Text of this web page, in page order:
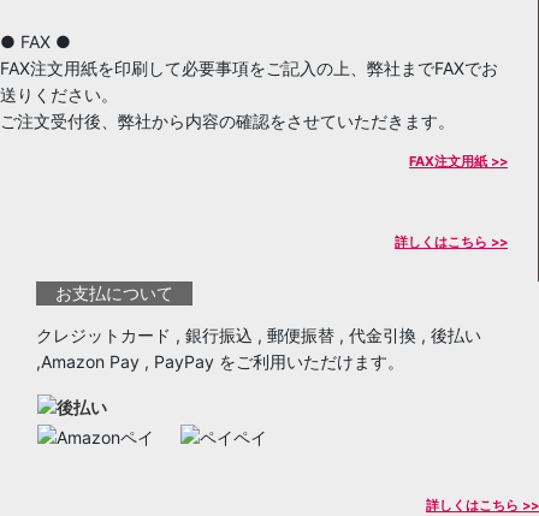
● FAX ●
FAX注文用紙を印刷して必要事項をご記入の上、弊社までFAXでお
送りください。
ご注文受付後、弊社から内容の確認をさせていただきます。
FAX注文用紙 >>
詳しくはこちら >>
お支払について
クレジットカード , 銀行振込 , 郵便振替 , 代金引換 , 後払い
,Amazon Pay , PayPay をご利用いただけます。
詳しくはこちら >>